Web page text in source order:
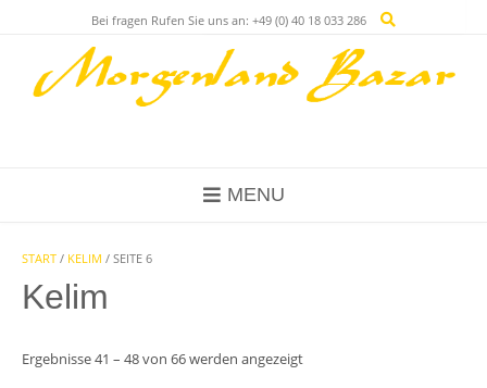
Bei fragen Rufen Sie uns an: +49 (0) 40 18 033 286
MENU
START / KELIM / SEITE 6
Kelim
Ergebnisse 41 – 48 von 66 werden angezeigt